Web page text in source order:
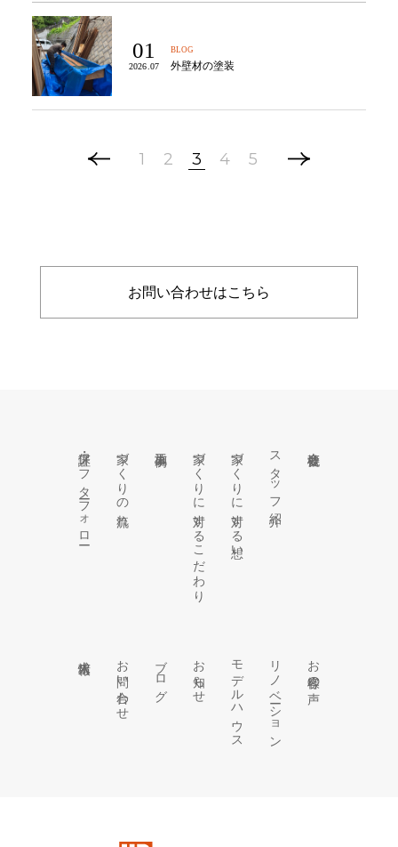
01
2026.07
BLOG
外壁材の塗装
1 2 3 4 5
お問い合わせはこちら
保証・アフターフォロー 家づくりの流れ 家づくりに対するこだわり 家づくりに対する想い スタッフ紹介
お問い合わせ ブログ お知らせ モデルハウス リノベーション お客様の声